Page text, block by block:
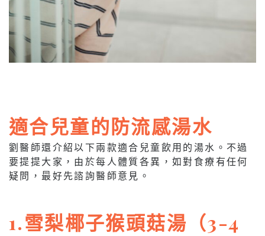
適合兒童的防流感湯水
劉醫師還介紹以下兩款適合兒童飲用的湯水。不過
要提提大家，由於每人體質各異，如對食療有任何
疑問，最好先諮詢醫師意見。
1.雪梨椰子猴頭菇湯（3-4